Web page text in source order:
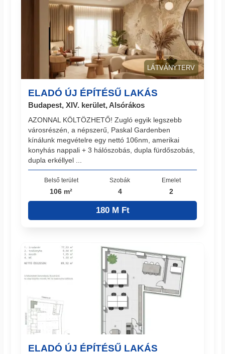
LÁTVÁNYTERV
ELADÓ ÚJ ÉPÍTÉSŰ LAKÁS
Budapest, XIV. kerület, Alsórákos
AZONNAL KÖLTÖZHETŐ! Zugló egyik legszebb
városrészén, a népszerű, Paskal Gardenben
kínálunk megvételre egy nettó 106nm, amerikai
konyhás nappali + 3 hálószobás, dupla fürdőszobás,
dupla erkéllyel ...
Belső terület
106 m²
Szobák
4
Emelet
2
180 M Ft
ELADÓ ÚJ ÉPÍTÉSŰ LAKÁS